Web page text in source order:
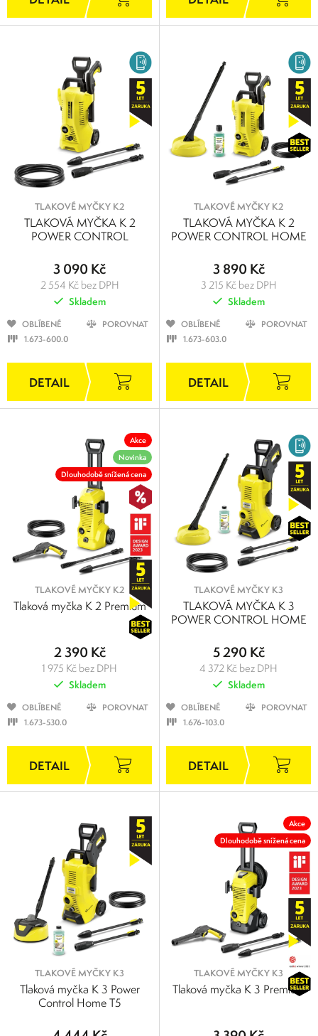
TLAKOVÉ MYČKY K2
TLAKOVÁ MYČKA K 2
POWER CONTROL
3 090 Kč
2 554 Kč bez DPH
Skladem
OBLÍBENÉ
POROVNAT
1.673-600.0
TLAKOVÉ MYČKY K2
TLAKOVÁ MYČKA K 2
POWER CONTROL HOME
3 890 Kč
3 215 Kč bez DPH
Skladem
OBLÍBENÉ
POROVNAT
1.673-603.0
Akce
Novinka
Dlouhodobě snížená cena
TLAKOVÉ MYČKY K2
Tlaková myčka K 2 Premium
2 390 Kč
1 975 Kč bez DPH
Skladem
OBLÍBENÉ
POROVNAT
1.673-530.0
TLAKOVÉ MYČKY K3
TLAKOVÁ MYČKA K 3
POWER CONTROL HOME
5 290 Kč
4 372 Kč bez DPH
Skladem
OBLÍBENÉ
POROVNAT
1.676-103.0
TLAKOVÉ MYČKY K3
Tlaková myčka K 3 Power
Control Home T5
Akce
Dlouhodobě snížená cena
TLAKOVÉ MYČKY K3
Tlaková myčka K 3 Premium